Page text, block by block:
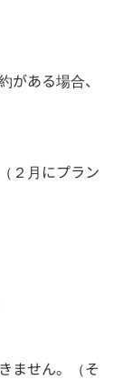
がある場合、
２月にプラン
ません。（そ